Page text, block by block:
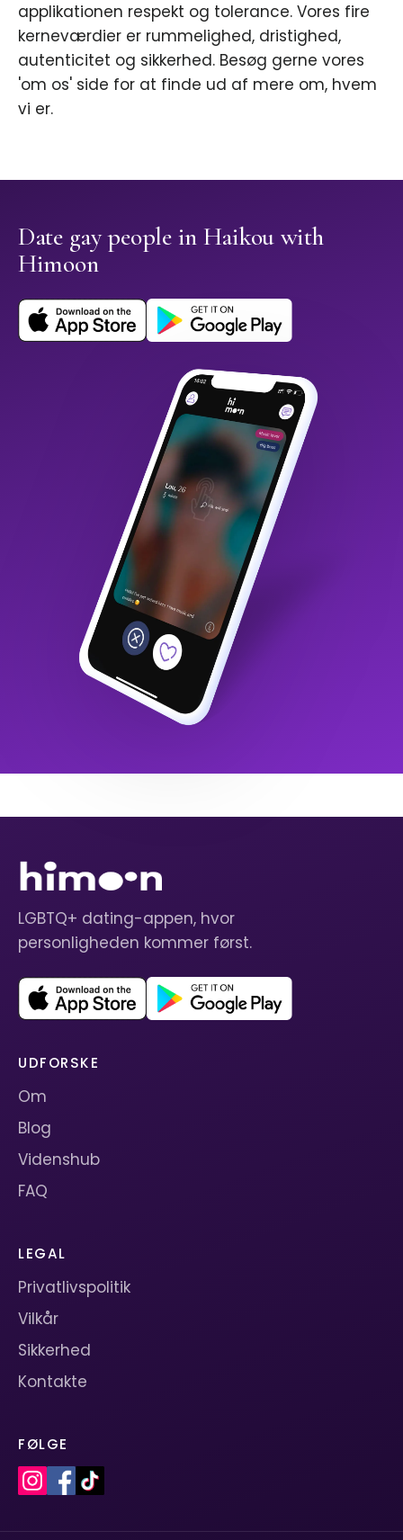
applikationen respekt og tolerance. Vores fire
kerneværdier er rummelighed, dristighed,
autenticitet og sikkerhed. Besøg gerne vores
'om os' side for at finde ud af mere om, hvem
vi er.
Date gay people in Haikou with
Himoon
LGBTQ+ dating-appen, hvor
personligheden kommer først.
UDFORSKE
Om
Blog
Videnshub
FAQ
LEGAL
Privatlivspolitik
Vilkår
Sikkerhed
Kontakte
FØLGE